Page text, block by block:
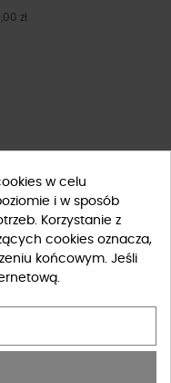
zł
w celu
i w sposób
Korzystanie z
cookies oznacza,
końcowym. Jeśli